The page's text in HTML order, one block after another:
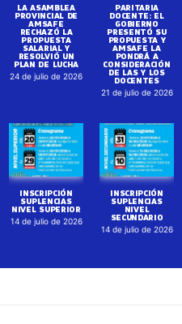
LA ASAMBLEA
PROVINCIAL DE
AMSAFE
RECHAZÓ LA
PROPUESTA
SALARIAL Y
RESOLVIÓ UN
PLAN DE LUCHA
24 de julio de 2026
PARITARIA
DOCENTE: EL
GOBIERNO
PRESENTÓ SU
PROPUESTA Y
AMSAFE LA
PONDRÁ A
CONSIDERACIÓN
DE LAS Y LOS
DOCENTES
21 de julio de 2026
INSCRIPCIÓN
SUPLENCIAS
NIVEL SUPERIOR
14 de julio de 2026
INSCRIPCIÓN
SUPLENCIAS
NIVEL
SECUNDARIO
14 de julio de 2026